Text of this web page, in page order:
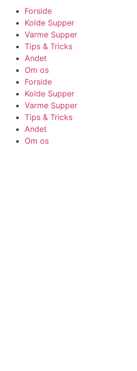
Forside
Kolde Supper
Varme Supper
Tips & Tricks
Andet
Om os
Forside
Kolde Supper
Varme Supper
Tips & Tricks
Andet
Om os